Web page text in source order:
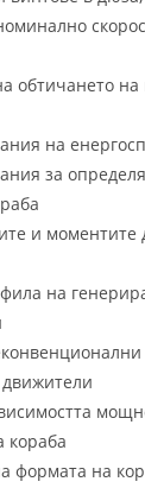
обтичането на
на
за
и моментите
на
кораба
формата на